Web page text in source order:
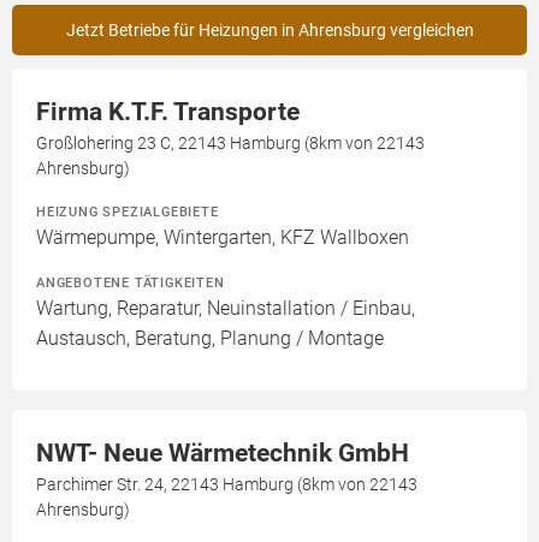
Jetzt Betriebe für Heizungen in Ahrensburg vergleichen
Firma K.T.F. Transporte
Großlohering 23 C, 22143 Hamburg (8km von 22143
Ahrensburg)
HEIZUNG SPEZIALGEBIETE
Wärmepumpe, Wintergarten, KFZ Wallboxen
ANGEBOTENE TÄTIGKEITEN
Wartung, Reparatur, Neuinstallation / Einbau,
Austausch, Beratung, Planung / Montage
NWT- Neue Wärmetechnik GmbH
Parchimer Str. 24, 22143 Hamburg (8km von 22143
Ahrensburg)